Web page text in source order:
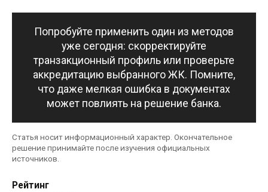
Попробуйте применить один из методов
уже сегодня: скорректируйте
транзакционный профиль или проверьте
аккредитацию выбранного ЖК. Помните,
что даже мелкая ошибка в документах
может повлиять на решение банка.
Статья носит информационный характер. Окончательное
решение принимайте после изучения официальных
источников.
Рейтинг